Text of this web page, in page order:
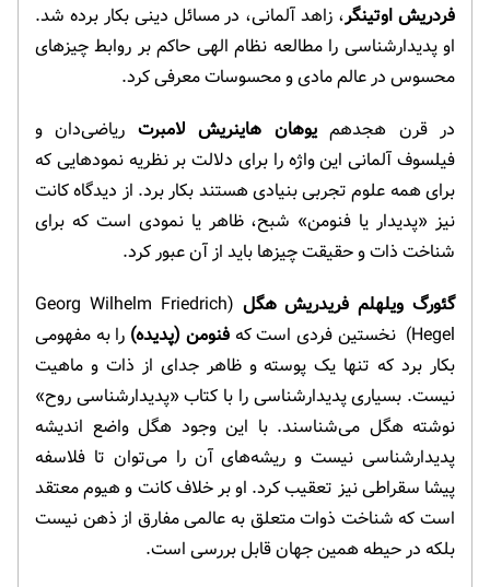
فردریش اوتینگر، زاهد آلمانی، در مسائل دینی بکار برده شد.
او پدیدارشناسی را مطالعه نظام الهی حاکم بر روابط چیزهای
محسوس در عالم مادی و محسوسات معرفی کرد.
در قرن هجدهمیوهان هاینریش لامبرت ریاضی‌دان و
فیلسوف آلمانی این واژه را برای دلالت بر نظریه‌ نمودهایی که
برای همه علوم تجربی بنیادی هستند بکار برد. از دیدگاه کانت
نیز «پدیدار یا فنومن» شبح، ظاهر یا نمودی است که برای
شناخت ذات و حقیقت چیزها باید از آن عبور کرد.
گئورگ ویلهلم فریدریش هگل (Georg Wilhelm Friedrich
Hegel) نخستین فردی است که
فنومن (پدیده) را به مفهومی
بکار برد که تنها یک پوسته و ظاهر جدای از ذات و ماهیت
نیست. بسیاری پدیدارشناسی را با کتاب «پدیدارشناسی روح»
نوشته هگل می‌شناسند. با این وجود هگل واضع اندیشه
پدیدارشناسی نیست و ریشه‌های آن را می‌توان تا فلاسفه
پیشا سقراطی نیز تعقیب کرد. او بر خلاف کانت و هیوم معتقد
است که شناخت ذوات متعلق به عالمی مفارق از ذهن نیست
بلکه در حیطه همین جهان قابل بررسی است.